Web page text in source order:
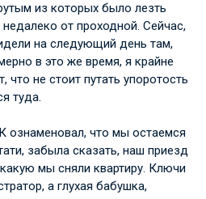
из которых было лезть
от проходной. Сейчас,
на следующий день там,
в это же время, я крайне
что не стоит путать упоротость
туда.
ознаменовал, что мы остаемся
забыла сказать, наш приезд
мы сняли квартиру. Ключи
а глухая бабушка,